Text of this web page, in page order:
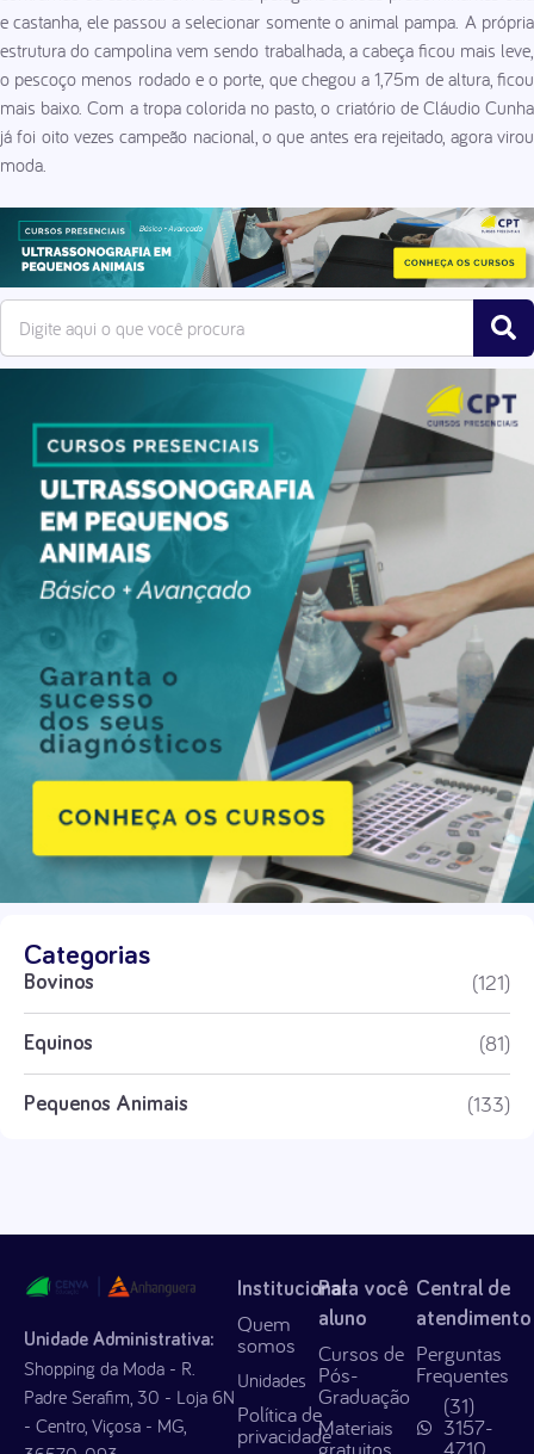
e castanha, ele passou a selecionar somente o animal pampa. A própria
estrutura do campolina vem sendo trabalhada, a cabeça ficou mais leve,
o pescoço menos rodado e o porte, que chegou a 1,75m de altura, ficou
mais baixo. Com a tropa colorida no pasto, o criatório de Cláudio Cunha
já foi oito vezes campeão nacional, o que antes era rejeitado, agora virou
moda.
Categorias
Bovinos (121)
Equinos (81)
Pequenos Animais (133)
Unidade Administrativa:
Shopping da Moda - R.
Padre Serafim, 30 - Loja 6N
- Centro, Viçosa - MG,
Institucional
Quem
somos
Unidades
Política de
privacidade
Para você
aluno
Cursos de
Pós-
Graduação
Materiais
gratuitos
Central de
atendimento
Perguntas
Frequentes
(31)
3157-
4710